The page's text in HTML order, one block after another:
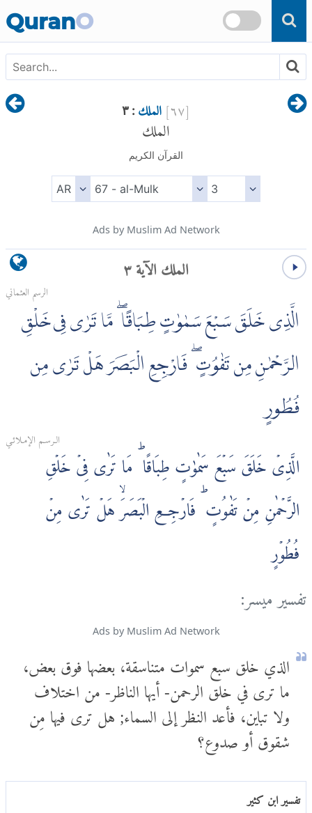
Skip to main content
QuranO
[٦٧]الملك : ٣ الملك
القرآن الكريم
Ads by Muslim Ad Network
الملك الآية ٣
الرسم العثماني
الَّذِى خَلَقَ سَبْعَ سَمٰوٰتٍ طِبَاقًا ۖ مَّا تَرٰى فِى خَلْقِ
الرَّحْمٰنِ مِن تَفٰوُتٍ ۖ فَارْجِعِ الْبَصَرَ هَلْ تَرٰى مِن
فُطُورٍ
الـرسـم الإمـلائـي
الَّذِىۡ خَلَقَ سَبۡعَ سَمٰوٰتٍ طِبَاقًا‌ ؕ مَا تَرٰى فِىۡ خَلۡقِ
الرَّحۡمٰنِ مِنۡ تَفٰوُتٍ‌ ؕ فَارۡجِعِ الۡبَصَرَۙ هَلۡ تَرٰى مِنۡ
فُطُوۡرٍ
تفسير ميسر:
Ads by Muslim Ad Network
الذي خلق سبع سموات متناسقة، بعضها فوق بعض،
ما ترى في خلق الرحمن- أيها الناظر- من اختلاف
ولا تباين، فأعد النظر إلى السماء; هل ترى فيها مِن
شقوق أو صدوع؟
تفسير ابن كثير